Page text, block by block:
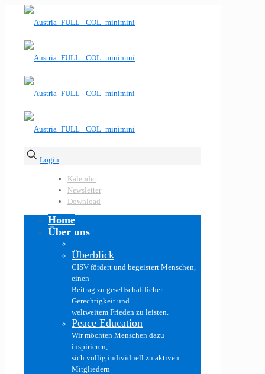
Login
Kalender
Newsletter
Download
Home
Über uns
Überblick
CISV fördert und begeistert Menschen,
einen
Beitrag zu gesellschaftlicher
Gerechtigkeit und
weltweitem Frieden zu leisten.
Peace Education
Wir möchten Menschen dazu
inspirieren,
sich völlig individuell zu aktiven
Mitgliedern